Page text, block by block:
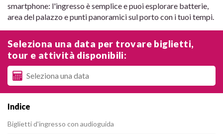
smartphone: l'ingresso è semplice e puoi esplorare batterie,
area del palazzo e punti panoramici sul porto con i tuoi tempi.
Seleziona una data per trovare biglietti,
tour e attività disponibili:
Indice
Biglietti d'ingresso con audioguida